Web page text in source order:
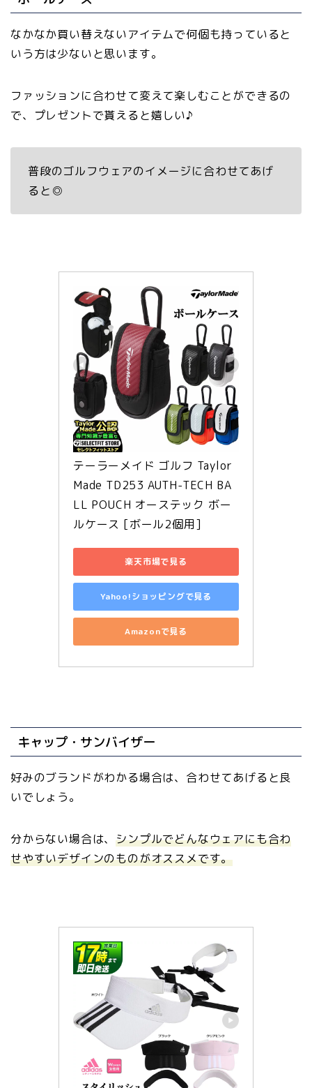
なかなか買い替えないアイテムで何個も持っていると
いう方は少ないと思います。
ファッションに合わせて変えて楽しむことができるの
で、プレゼントで貰えると嬉しい♪
普段のゴルフウェアのイメージに合わせてあげ
ると◎
テーラーメイド ゴルフ Taylor
Made TD253 AUTH-TECH BA
LL POUCH オーステック ボー
ルケース [ボール2個用]
楽天市場で見る
Yahoo!ショッピングで見る
Amazonで見る
キャップ・サンバイザー
好みのブランドがわかる場合は、合わせてあげると良
いでしょう。
分からない場合は、シンプルでどんなウェアにも合わ
せやすいデザインのものがオススメです。